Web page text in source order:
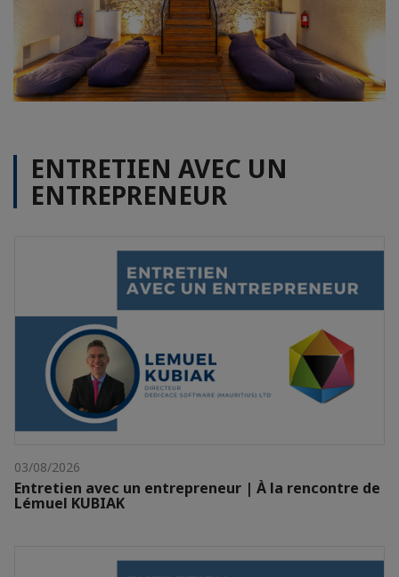
ENTRETIEN AVEC UN
ENTREPRENEUR
03/08/2026
Entretien avec un entrepreneur | À la rencontre de
Lémuel KUBIAK